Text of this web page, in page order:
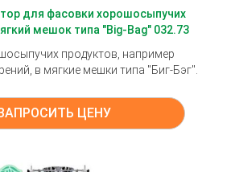
для фасовки хорошосыпучих
мешок типа "Big-Bаg" 032.73
продуктов, например
в мягкие мешки типа "Биг-Бэг".
ЦЕНУ